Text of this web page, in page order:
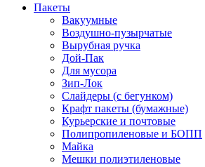
Пакеты
Вакуумные
Воздушно-пузырчатые
Вырубная ручка
Дой-Пак
Для мусора
Зип-Лок
Слайдеры (с бегунком)
Крафт пакеты (бумажные)
Курьерские и почтовые
Полипропиленовые и БОПП
Майка
Мешки полиэтиленовые